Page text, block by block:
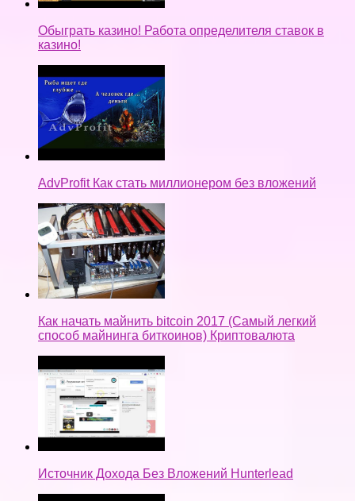
Обыграть казино! Работа определителя ставок в
казино!
AdvProfit Как стать миллионером без вложений
Как начать майнить bitcoin 2017 (Самый легкий
способ майнинга биткоинов) Криптовалюта
Источник Дохода Без Вложений Hunterlead